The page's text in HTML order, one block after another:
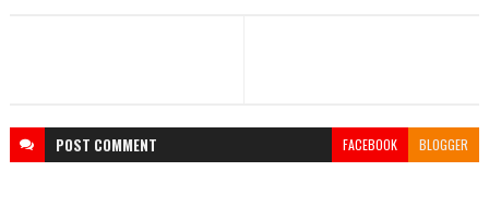
POST COMMENT FACEBOOK BLOGGER